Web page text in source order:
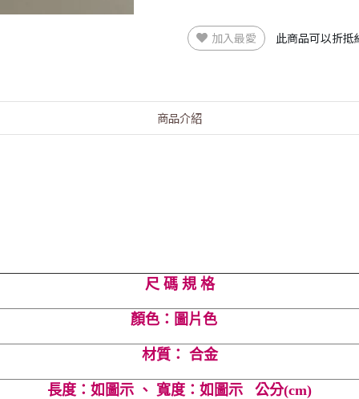
加入最愛 此商品可以折抵
商品介紹
尺 碼 規 格
顏色：圖片色
材質： 合金
長度：如圖示 、 寬度：如圖示 公分(cm)